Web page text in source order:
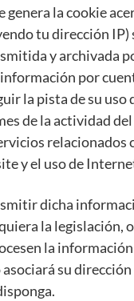
genera la cookie
tu dirección IP)
y archivada
por
la pista de su uso
de la actividad
relacionados
y el uso de
dicha
la legislación,
la
su